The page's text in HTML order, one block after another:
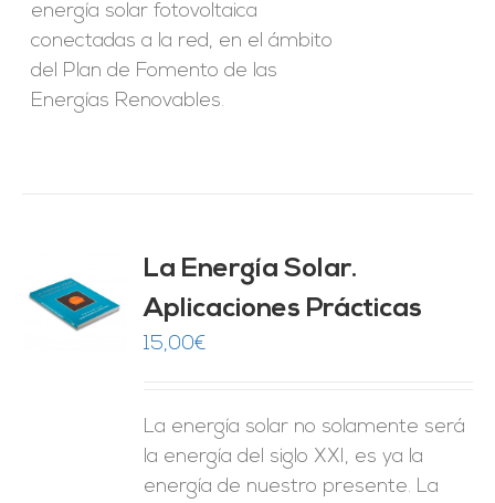
energía solar fotovoltaica
conectadas a la red, en el ámbito
del Plan de Fomento de las
Energías Renovables.
La Energía Solar.
Aplicaciones Prácticas
15,00€
La energía solar no solamente será
la energía del siglo XXI, es ya la
energía de nuestro presente. La